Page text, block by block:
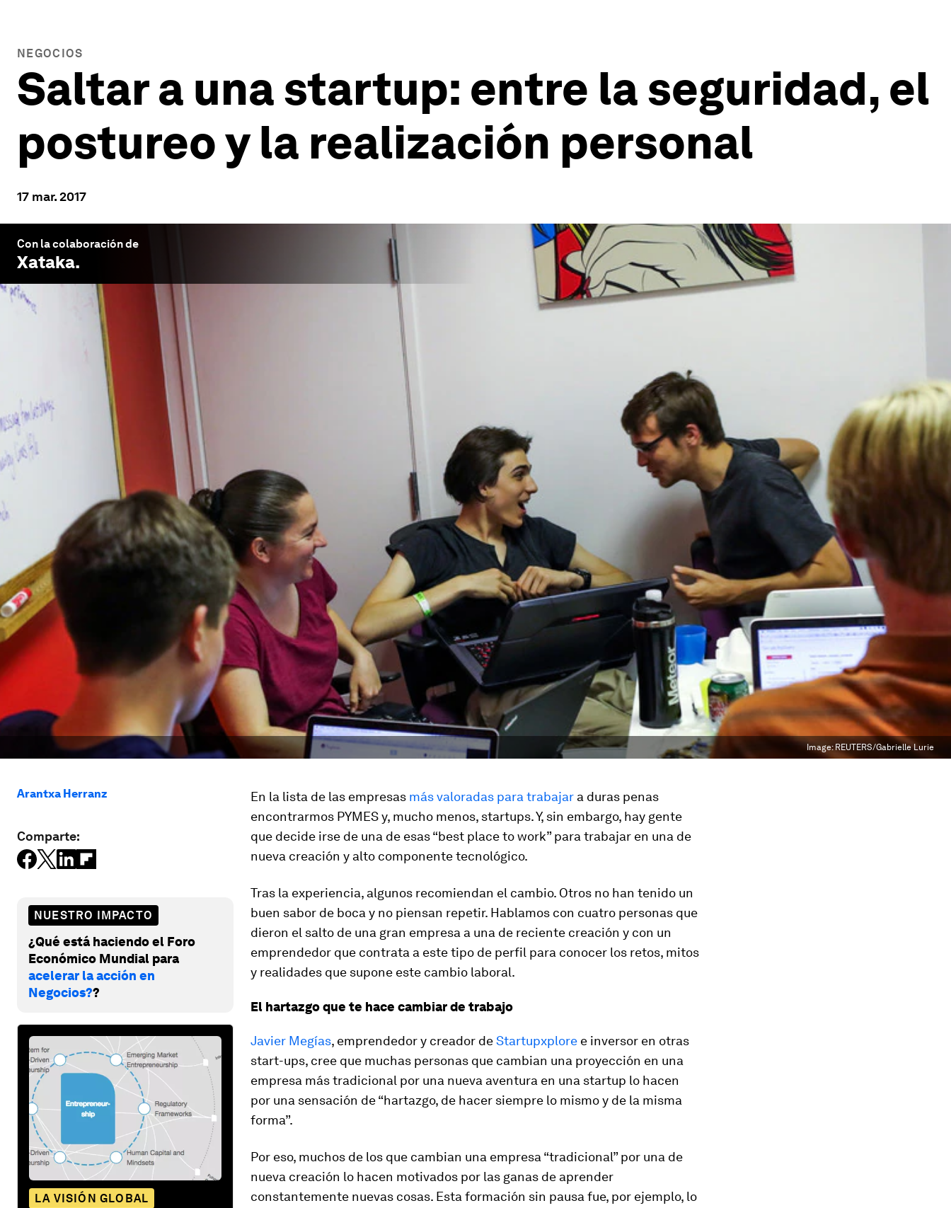
NEGOCIOS
Saltar a una startup: entre la seguridad, el
postureo y la realización personal
17 mar. 2017
Con la colaboración de
Xataka.
Image: REUTERS/Gabrielle Lurie
Arantxa Herranz
Comparte:
NUESTRO IMPACTO
¿Qué está haciendo el Foro
Económico Mundial para
acelerar la acción en
Negocios??
LA VISIÓN GLOBAL
En la lista de las empresas más valoradas para trabajar a duras penas
encontrarmos PYMES y, mucho menos, startups. Y, sin embargo, hay gente
que decide irse de una de esas “best place to work” para trabajar en una de
nueva creación y alto componente tecnológico.
Tras la experiencia, algunos recomiendan el cambio. Otros no han tenido un
buen sabor de boca y no piensan repetir. Hablamos con cuatro personas que
dieron el salto de una gran empresa a una de reciente creación y con un
emprendedor que contrata a este tipo de perfil para conocer los retos, mitos
y realidades que supone este cambio laboral.
El hartazgo que te hace cambiar de trabajo
Javier Megías, emprendedor y creador deStartupxplore e inversor en otras
start-ups, cree que muchas personas que cambian una proyección en una
empresa más tradicional por una nueva aventura en una startup lo hacen
por una sensación de “hartazgo, de hacer siempre lo mismo y de la misma
forma”.
Por eso, muchos de los que cambian una empresa “tradicional” por una de
nueva creación lo hacen motivados por las ganas de aprender
constantemente nuevas cosas. Esta formación sin pausa fue, por ejemplo, lo